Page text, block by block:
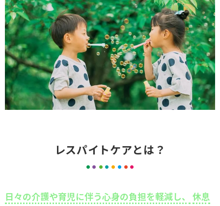
レスパイトケアとは？
日々の介護や育児に伴う心身の負担を軽減し、 休息